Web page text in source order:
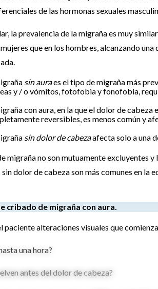
de las hormonas sexuales
la prevalencia de la migraña es muy
mujeres que en los hombres, alcanzando
sin auraes el tipo de migraña más
y / o vómitos, fotofobia y fonofobia,
con aura, en la que el dolor de
reversibles, es menos común y
sin dolor de cabezaafecta solo a una
migraña no son mutuamente excluyentes
dolor de cabeza son más comunes en la
cribado de migraña con aura.
paciente alteraciones visuales que
una hora?
antes del dolor de cabeza?